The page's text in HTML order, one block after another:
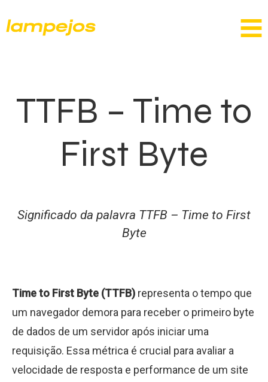
TTFB – Time to
First Byte
Significado da palavra TTFB – Time to First
Byte
Time to First Byte (TTFB) representa o tempo que
um navegador demora para receber o primeiro byte
de dados de um servidor após iniciar uma
requisição. Essa métrica é crucial para avaliar a
velocidade de resposta e performance de um site